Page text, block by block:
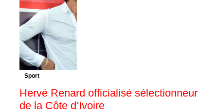
Sport
Hervé Renard officialisé sélectionneur
de la Côte d’Ivoire